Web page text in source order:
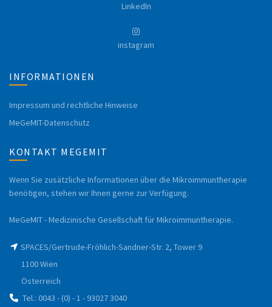
LinkedIn
instagram
INFORMATIONEN
Impressum und rechtliche Hinweise
MeGeMIT-Datenschutz
KONTAKT MEGEMIT
Wenn Sie zusätzliche Informationen über die Mikroimmuntherapie
benötigen, stehen wir Ihnen gerne zur Verfügung.
MeGeMIT - Medizinische Gesellschaft für Mikroimmuntherapie.
SPACES/Gertrude-Fröhlich-Sandner-Str. 2, Tower 9
1100 Wien
Österreich
Tel.: 0043 - (0) - 1 - 93027 3040